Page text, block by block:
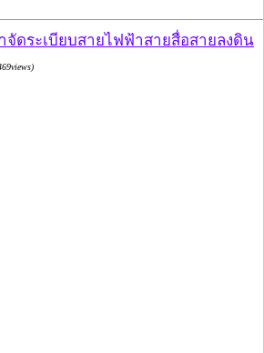
จัดระเบียบสายไฟฟ้าสายสื่อสายลงดิน